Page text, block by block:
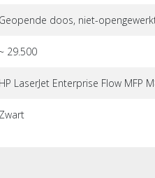
Geopende doos, niet-
29.500
HP LaserJet Enterprise Flow MFP
Zwart